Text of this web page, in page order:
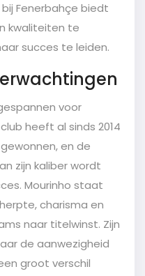
Fenerbahçe biedt
kwaliteiten te
succes te leiden.
voor
heeft al sinds 2014
en de
zijn kaliber wordt
Mourinho staat
charisma en
naar titelwinst. Zijn
de aanwezigheid
groot verschil